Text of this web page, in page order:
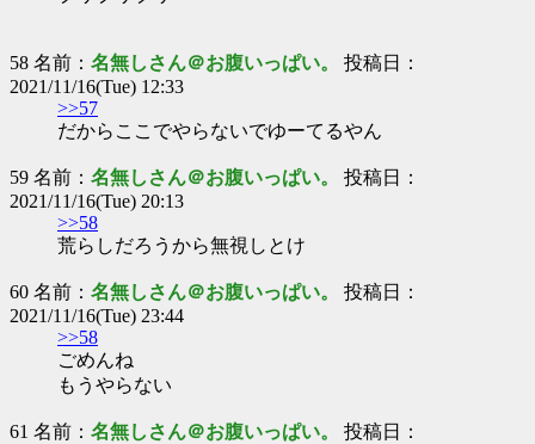
58 名前： 名無しさん＠お腹いっぱい。 投稿日：
2021/11/16(Tue) 12:33
>>57
だからここでやらないでゆーてるやん
59 名前： 名無しさん＠お腹いっぱい。 投稿日：
2021/11/16(Tue) 20:13
>>58
荒らしだろうから無視しとけ
60 名前： 名無しさん＠お腹いっぱい。 投稿日：
2021/11/16(Tue) 23:44
>>58
ごめんね
もうやらない
61 名前： 名無しさん＠お腹いっぱい。 投稿日：